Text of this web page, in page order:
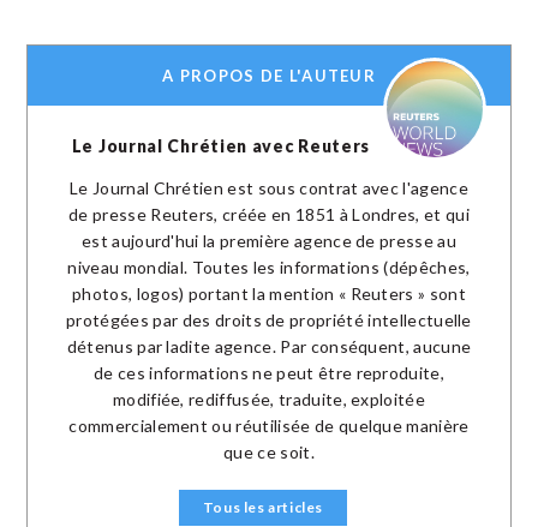
A PROPOS DE L'AUTEUR
Le Journal Chrétien avec Reuters
Le Journal Chrétien est sous contrat avec l'agence
de presse Reuters, créée en 1851 à Londres, et qui
est aujourd'hui la première agence de presse au
niveau mondial. Toutes les informations (dépêches,
photos, logos) portant la mention « Reuters » sont
protégées par des droits de propriété intellectuelle
détenus par ladite agence. Par conséquent, aucune
de ces informations ne peut être reproduite,
modifiée, rediffusée, traduite, exploitée
commercialement ou réutilisée de quelque manière
que ce soit.
Tous les articles